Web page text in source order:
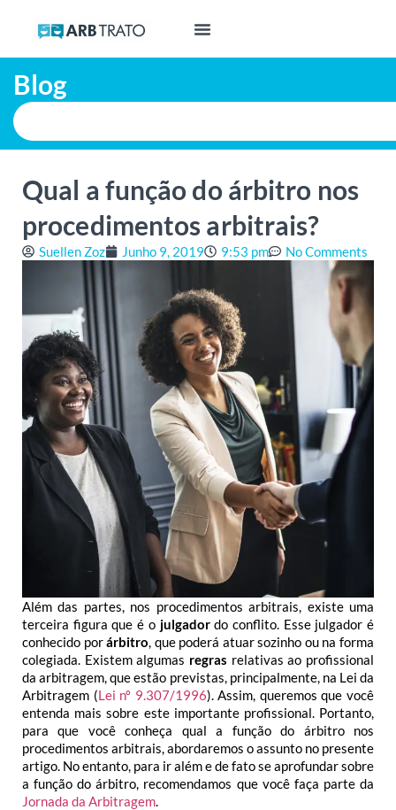
Blog
Qual a função do árbitro nos
procedimentos arbitrais?
Suellen Zoz Junho 9, 2019 9:53 pm No Comments
Além das partes, nos procedimentos arbitrais, existe uma
terceira figura que é o julgadordo conflito. Esse julgador é
conhecido porárbitro, que poderá atuar sozinho ou na forma
colegiada. Existem algumas regras relativas ao profissional
da arbitragem, que estão previstas, principalmente, na Lei da
Arbitragem (Lei nº 9.307/1996).Assim, queremos que você
entenda mais sobre este importante profissional. Portanto,
para que você conheça qual a função do árbitro nos
procedimentos arbitrais, abordaremos o assunto no presente
artigo. No entanto, para ir além e de fato se aprofundar sobre
a função do árbitro, recomendamos que você faça parte da
Jornada da Arbitragem.